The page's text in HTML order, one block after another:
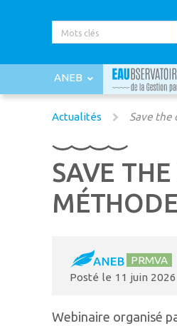
ANEB
Actualités Save the
SAVE
PRMVA
Posté le 11 juin 2026
Webinaire organisé